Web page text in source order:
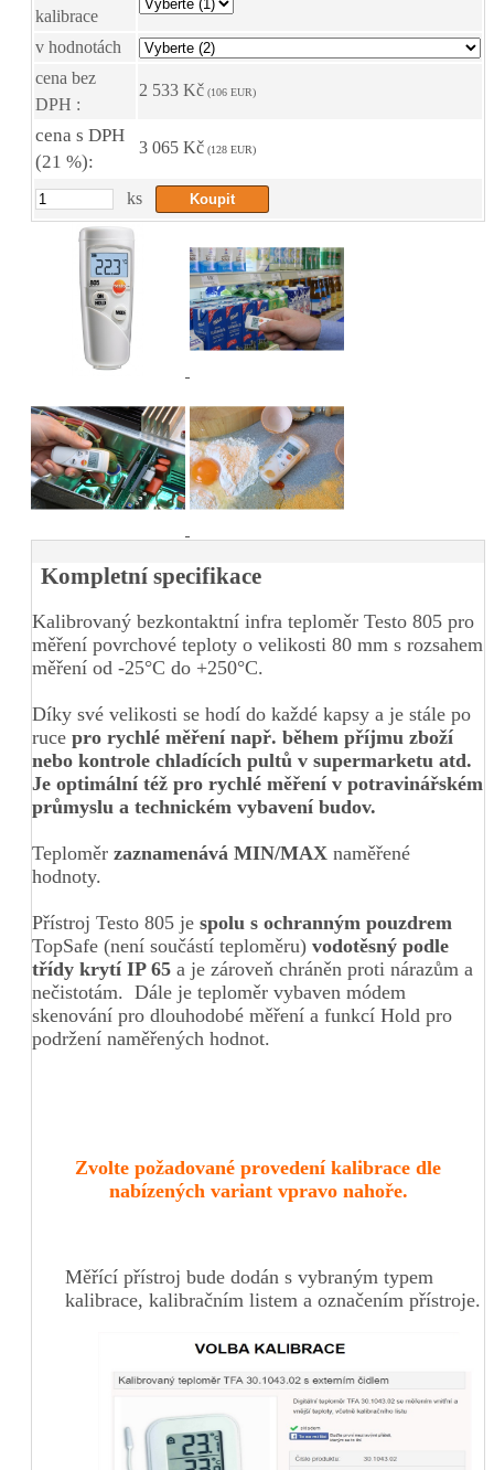
kalibrace
v hodnotách
cena bez
DPH :
2 533 Kč (106 EUR)
cena s DPH
(21 %):
3 065 Kč (128 EUR)
ks
Kompletní specifikace
Kalibrovaný bezkontaktní infra teploměr Testo 805 pro
měření povrchové teploty o velikosti 80 mm s rozsahem
měření od -25°C do +250°C.
Díky své velikosti se hodí do každé kapsy a je stále po
ruce pro rychlé měření např. během příjmu zboží
nebo kontrole chladících pultů v supermarketu atd.
Je optimální též pro rychlé měření v potravinářském
průmyslu a technickém vybavení budov.
Teploměr zaznamenává MIN/MAX naměřené
hodnoty.
Přístroj Testo 805 je spolu s ochranným pouzdrem
TopSafe (není součástí teploměru) vodotěsný podle
třídy krytí IP 65 a je zároveň chráněn proti nárazům a
nečistotám. Dále je teploměr vybaven módem
skenování pro dlouhodobé měření a funkcí Hold pro
podržení naměřených hodnot.
Zvolte požadované provedení kalibrace dle
nabízených variant vpravo nahoře.
Měřící přístroj bude dodán s vybraným typem
kalibrace, kalibračním listem a označením přístroje.